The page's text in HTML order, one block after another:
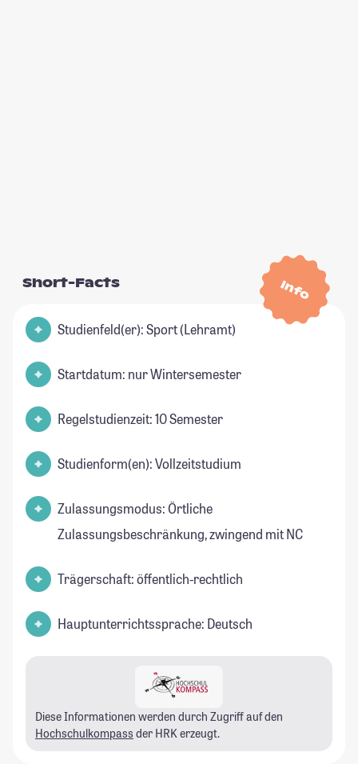
Info
Short-Facts
Studienfeld(er): Sport (Lehramt)
Startdatum: nur Wintersemester
Regelstudienzeit: 10 Semester
Studienform(en): Vollzeitstudium
Zulassungsmodus: Örtliche
Zulassungsbeschränkung, zwingend mit NC
Trägerschaft: öffentlich-rechtlich
Hauptunterrichtssprache: Deutsch
Diese Informationen werden durch Zugriff auf den
Hochschulkompass der HRK erzeugt.